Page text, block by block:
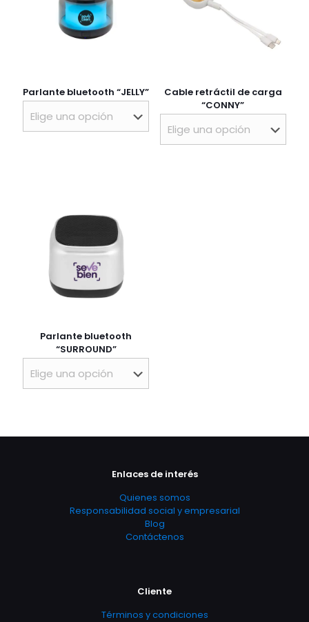
Parlante bluetooth “JELLY”
Cable retráctil de carga
“CONNY”
Parlante bluetooth
“SURROUND”
Enlaces de interés
Quienes somos
Responsabilidad social y empresarial
Blog
Contáctenos
Cliente
Términos y condiciones